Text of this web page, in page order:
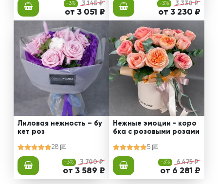
-3% 3 145 ₽
от 3 051 ₽
-3% 3 330 ₽
от 3 230 ₽
Лиловая нежность – бу
кет роз
28
-3% 3 700 ₽
от 3 589 ₽
Нежные эмоции - коро
бка с розовыми розами
5
-3% 6 475 ₽
от 6 281 ₽